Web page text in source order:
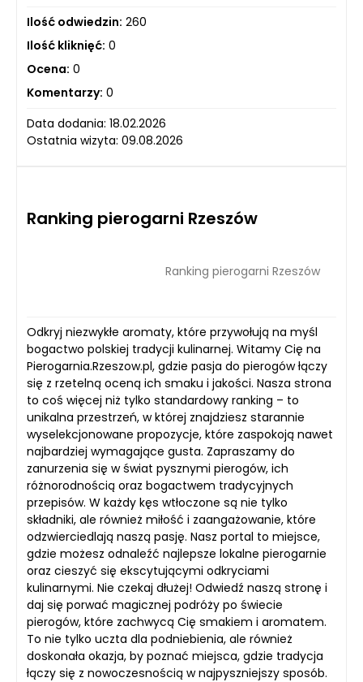
Ilość odwiedzin: 260
Ilość kliknięć: 0
Ocena: 0
Komentarzy: 0
Data dodania: 18.02.2026
Ostatnia wizyta: 09.08.2026
Ranking pierogarni Rzeszów
Ranking pierogarni Rzeszów
Odkryj niezwykłe aromaty, które przywołują na myśl
bogactwo polskiej tradycji kulinarnej. Witamy Cię na
Pierogarnia.Rzeszow.pl, gdzie pasja do pierogów łączy
się z rzetelną oceną ich smaku i jakości. Nasza strona
to coś więcej niż tylko standardowy ranking – to
unikalna przestrzeń, w której znajdziesz starannie
wyselekcjonowane propozycje, które zaspokoją nawet
najbardziej wymagające gusta. Zapraszamy do
zanurzenia się w świat pysznymi pierogów, ich
różnorodnością oraz bogactwem tradycyjnych
przepisów. W każdy kęs wtłoczone są nie tylko
składniki, ale również miłość i zaangażowanie, które
odzwierciedlają naszą pasję. Nasz portal to miejsce,
gdzie możesz odnaleźć najlepsze lokalne pierogarnie
oraz cieszyć się ekscytującymi odkryciami
kulinarnymi. Nie czekaj dłużej! Odwiedź naszą stronę i
daj się porwać magicznej podróży po świecie
pierogów, które zachwycą Cię smakiem i aromatem.
To nie tylko uczta dla podniebienia, ale również
doskonała okazja, by poznać miejsca, gdzie tradycja
łączy się z nowoczesnością w najpyszniejszy sposób.